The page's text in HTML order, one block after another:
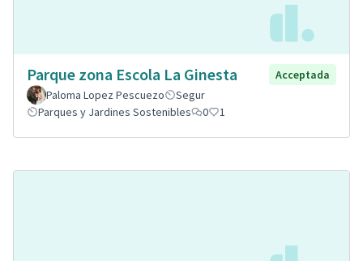
Parque zona Escola La Ginesta
Acceptada
Paloma Lopez Pescuezo
Segur
Parques y Jardines Sostenibles
0 1